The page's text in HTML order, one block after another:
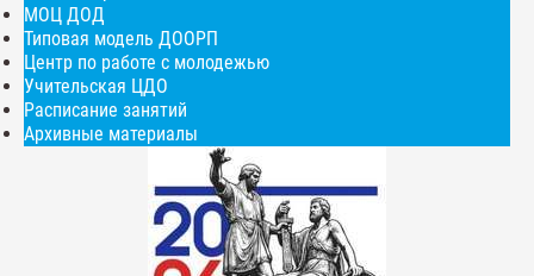
МОЦ ДОД
Типовая модель ДООРП
Центр по работе с молодежью
Учительская ЦДО
Расписание занятий
Архивные материалы